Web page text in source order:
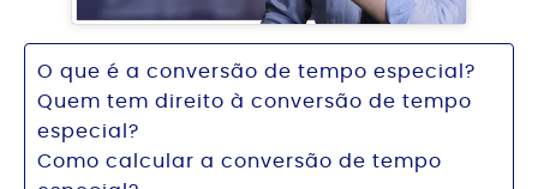
O que é a conversão de tempo especial?
Quem tem direito à conversão de tempo
especial?
Como calcular a conversão de tempo